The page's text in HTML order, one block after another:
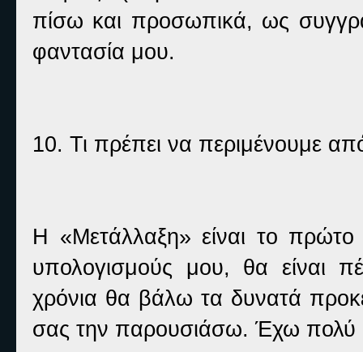
πίσω και προσωπικά, ως
φαντασία μου.
10. Τι πρέπει να περιμένουμε
Η «Μετάλλαξη» είναι το
υπολογισμούς μου, θα είναι
χρόνια θα βάλω τα δυνατά
σας την παρουσιάσω. Έχω